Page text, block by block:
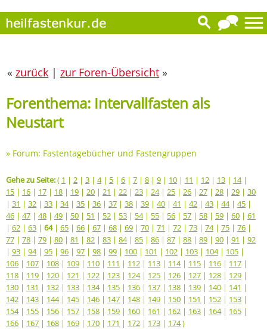
« zurück | zur Foren-Übersicht »
Forenthema: Intervallfasten als
Neustart
» Forum: Fastentagebücher und Fastengruppen
Gehe zu Seite:( 1 | 2 | 3 | 4| 5 | 6 | 7 | 8 | 9 | 10 | 11 | 12 | 13 | 14|
15 | 16 | 17 | 18 | 19 | 20 | 21 | 22 | 23 | 24| 25 | 26 | 27 | 28 | 29 | 30
| 31 | 32 | 33 | 34| 35 | 36 | 37 | 38 | 39 | 40 | 41 | 42 | 43 | 44| 45 |
46 | 47 | 48 | 49 | 50 | 51 | 52 | 53 | 54| 55 | 56 | 57 | 58 | 59 | 60 | 61
| 62 | 63 | 64| 65 | 66 | 67 | 68 | 69 | 70 | 71 | 72 | 73 | 74| 75 | 76 |
77 | 78 | 79 | 80 | 81 | 82 | 83 | 84| 85 | 86 | 87 | 88 | 89 | 90 | 91 | 92
| 93 | 94| 95 | 96 | 97 | 98 | 99 | 100 | 101 | 102 | 103 | 104| 105 |
106 | 107 | 108 | 109 | 110 | 111 | 112 | 113 | 114| 115 | 116 | 117 |
118 | 119 | 120 | 121 | 122 | 123 | 124| 125 | 126 | 127 | 128 | 129 |
130 | 131 | 132 | 133 | 134| 135 | 136 | 137 | 138 | 139 | 140 | 141 |
142 | 143 | 144| 145 | 146 | 147 | 148 | 149 | 150 | 151 | 152 | 153 |
154| 155 | 156 | 157 | 158 | 159 | 160 | 161 | 162 | 163 | 164| 165 |
166 | 167 | 168 | 169 | 170 | 171 | 172 | 173 | 174)